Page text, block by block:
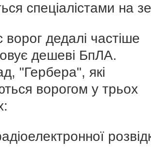
спеціалістами на
ворог дедалі частіше
дешеві БпЛА.
"Гербера", які
ворогом у трьох